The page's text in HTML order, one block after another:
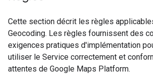
Cette section décrit les règles
Geocoding. Les règles fournissent des
exigences pratiques d'implémentation
utiliser le Service correctement et
attentes de Google Maps Platform.